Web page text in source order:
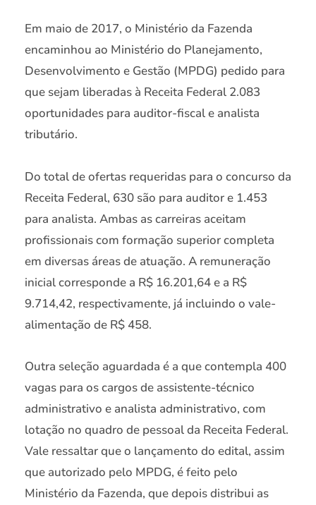
Em maio de 2017, o Ministério da Fazenda
encaminhou ao Ministério do Planejamento,
Desenvolvimento e Gestão (MPDG) pedido para
que sejam liberadas à Receita Federal 2.083
oportunidades para auditor-fiscal e analista
tributário.
Do total de ofertas requeridas para o concurso da
Receita Federal, 630 são para auditor e 1.453
para analista. Ambas as carreiras aceitam
profissionais com formação superior completa
em diversas áreas de atuação. A remuneração
inicial corresponde a R$ 16.201,64 e a R$
9.714,42, respectivamente, já incluindo o vale-
alimentação de R$ 458.
Outra seleção aguardada é a que contempla 400
vagas para os cargos de assistente-técnico
administrativo e analista administrativo, com
lotação no quadro de pessoal da Receita Federal.
Vale ressaltar que o lançamento do edital, assim
que autorizado pelo MPDG, é feito pelo
Ministério da Fazenda, que depois distribui as